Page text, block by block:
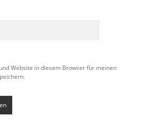
Website in diesem Browser für meinen